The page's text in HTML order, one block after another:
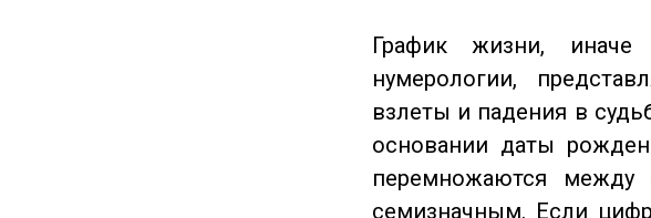
График жизни,
нумерологии,
взлеты и падения в
основании даты
перемножаются
семизначным. Если